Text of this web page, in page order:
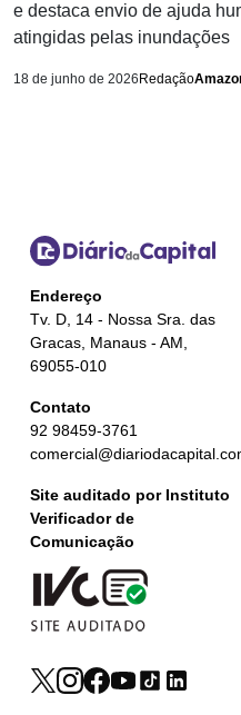
e destaca envio de ajuda
atingidas pelas inundações
18 de junho de 2026 Redação
Endereço
Tv. D, 14 - Nossa Sra. das
Gracas, Manaus - AM,
69055-010
Contato
92 98459-3761
Site auditado por Instituto
Verificador de
Comunicação